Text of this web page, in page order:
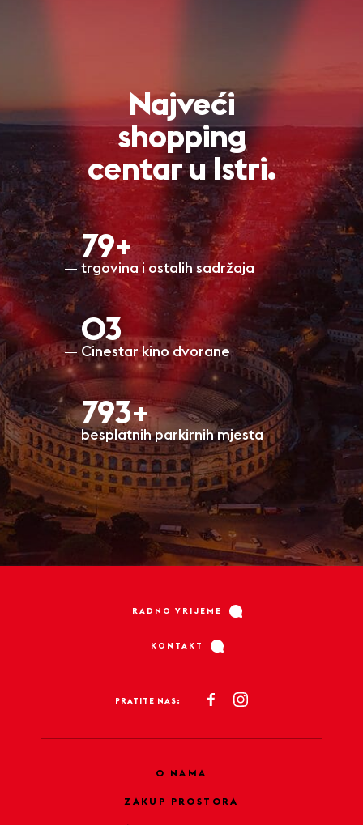
Najveći
shopping
centar u Istri.
80+
trgovina i ostalih sadržaja
O3
Cinestar kino dvorane
798+
besplatnih parkirnih mjesta
RADNO VRIJEME
KONTAKT
PRATITE NAS:
O NAMA
ZAKUP PROSTORA